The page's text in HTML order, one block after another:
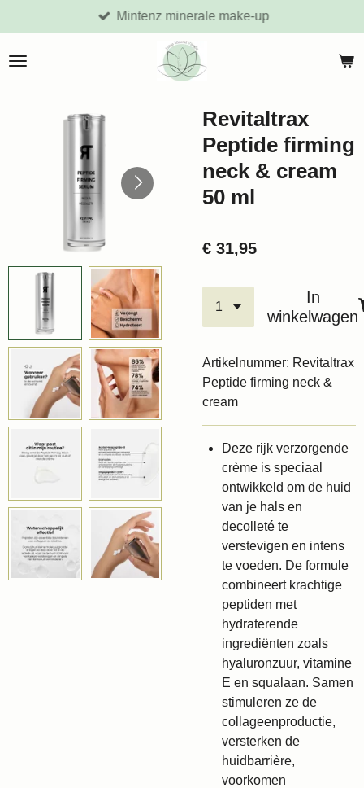
direct
naar
Mintenz minerale make-up
Revitaltrax
Peptide firming
neck & cream
50 ml
€ 31,95
In
winkelwagen
Artikelnummer: Revitaltrax
Peptide firming neck &
cream
Deze rijk verzorgende
crème is speciaal
ontwikkeld om de huid
van je hals en
decolleté te
verstevigen en intens
te voeden. De formule
combineert krachtige
peptiden met
hydraterende
ingrediënten zoals
hyaluronzuur, vitamine
E en squalaan. Samen
stimuleren ze de
collageenproductie,
versterken de
huidbarrière,
voorkomen